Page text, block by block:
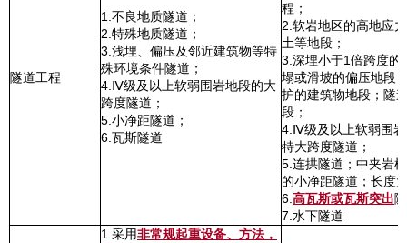
隧道工程
1.不良地质隧道；
2.特殊地质隧道；
3.浅埋、偏压及邻近建筑物等特
殊环境条件隧道；
4.Ⅳ级及以上软弱围岩地段的大
跨度隧道；
5.小净距隧道；
6.瓦斯隧道
程；
2.软岩地区的高地应
土等地段；
3.深埋小于1倍跨度的
塌或滑坡的偏压地段
护的建筑物地段；隧
段；
4.Ⅳ级及以上软弱围
特大跨度隧道；
5.连拱隧道；中夹岩
的小净距隧道；长度
6. 高瓦斯或瓦斯突出
7.水下隧道
1.采用非常规起重设备、方法，